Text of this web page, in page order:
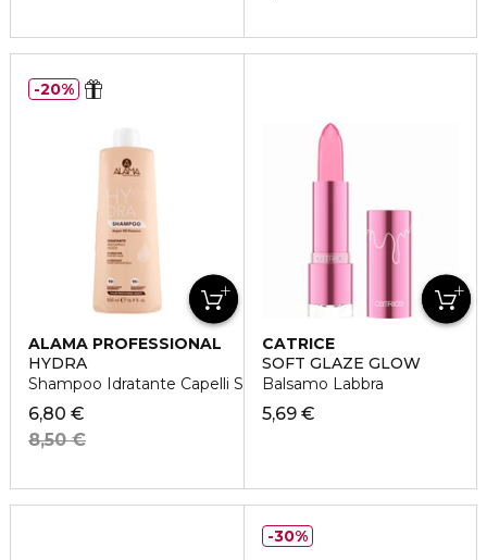
ALAMA PROFESSIONAL
HYDRA
Shampoo Idratante Capelli Secchi
6,80 €
8,50 €
20%
CATRICE
SOFT GLAZE GLOW
Balsamo Labbra
5,69 €
30%